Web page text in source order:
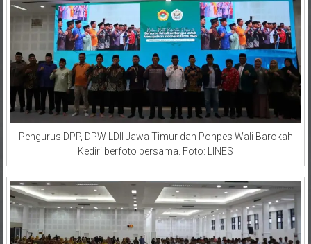
Pengurus DPP, DPW LDII Jawa Timur dan Ponpes Wali Barokah
Kediri berfoto bersama. Foto: LINES